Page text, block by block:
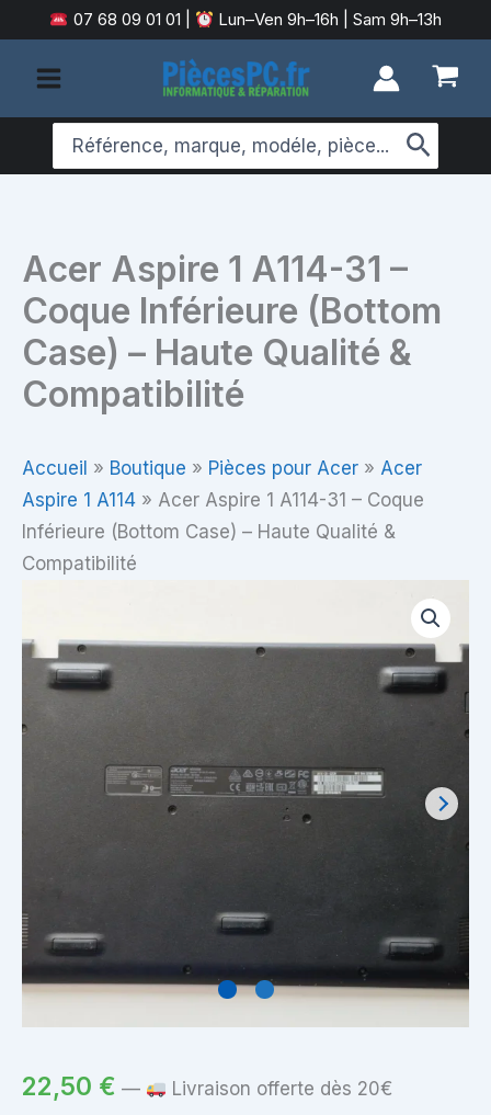
au
contenu
07 68 09 01 01 Lun–Ven 9h–16h | Sam 9h–13h
Search
for:
Acer Aspire 1 A114-31 –
Coque Inférieure (Bottom
Case) – Haute Qualité &
Compatibilité
Accueil » Boutique » Pièces pour Acer » Acer
Aspire 1 A114 » Acer Aspire 1 A114-31 – Coque
Inférieure (Bottom Case) – Haute Qualité &
Compatibilité
22,50 € —
Livraison offerte dès 20€